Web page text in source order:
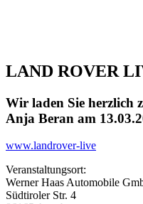
LAND ROVER
Wir laden Sie herzlich
Anja Beran am
www.landrover-live
Veranstaltungsort:
Werner Haas Automobile
Südtiroler Str. 4